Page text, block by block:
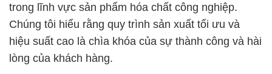
trong lĩnh vực sản phẩm hóa chất công nghiệp.
Chúng tôi hiểu rằng quy trình sản xuất tối ưu và
hiệu suất cao là chìa khóa của sự thành công và hài
lòng của khách hàng.